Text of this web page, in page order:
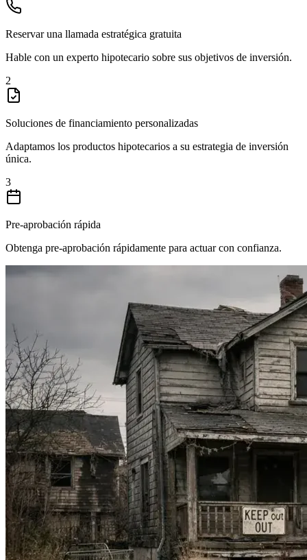
Reservar una llamada estratégica gratuita
Hable con un experto hipotecario sobre sus objetivos de inversión.
2
Soluciones de financiamiento personalizadas
Adaptamos los productos hipotecarios a su estrategia de inversión
única.
3
Pre-aprobación rápida
Obtenga pre-aprobación rápidamente para actuar con confianza.